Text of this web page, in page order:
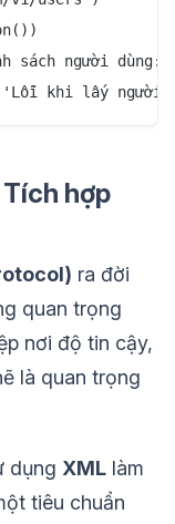
sách người
hợp
ra đời
quan trọng
nơi độ tin cậy,
là quan trọng
dụng XML làm
tiêu chuẩn